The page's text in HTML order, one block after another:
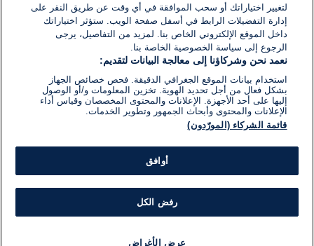
لتغيير اختياراتك أو سحب الموافقة في أي وقت عن طريق النقر على
إدارة التفضيلات الرابط في أسفل صفحة الويب. ستؤثر اختياراتك
داخل الموقع الإلكتروني الخاص بنا. لمزيد من التفاصيل، يرجى
الرجوع إلى سياسة الخصوصية الخاصة بنا.
نعمد نحن وشركاؤنا إلى معالجة البيانات لتقديم:
استخدام بيانات الموقع الجغرافي الدقيقة. فحص خصائص الجهاز
بشكل فعال من أجل تحديد الهوية. تخزين المعلومات و/أو الوصول
إليها على أحد الأجهزة. الإعلانات والمحتوى المخصصان وقياس أداء
الإعلانات والمحتوى وأبحاث الجمهور وتطوير الخدمات.
قائمة الشركاء (المورّدون)
أوافق
رفض الكل
عرض الأغراض